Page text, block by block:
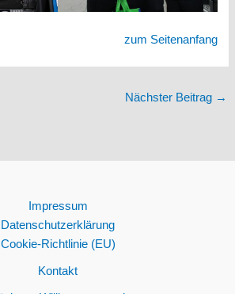
zum Seitenanfang
Nächster Beitrag →
Impressum
Datenschutzerklärung
Cookie-Richtlinie (EU)
Kontakt